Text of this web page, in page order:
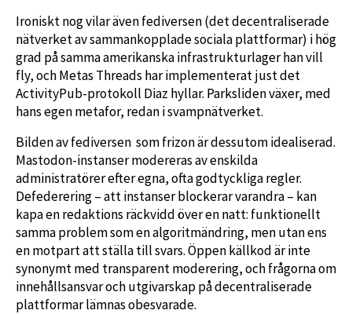
Ironiskt nog vilar även fediversen (det decentraliserade
nätverket av sammankopplade sociala plattformar) i hög
grad på samma amerikanska infrastrukturlager han vill
fly, och Metas Threads har implementerat just det
ActivityPub-protokoll Diaz hyllar. Parksliden växer, med
hans egen metafor, redan i svampnätverket.
Bilden av fediversen som frizon är dessutom idealiserad.
Mastodon-instanser modereras av enskilda
administratörer efter egna, ofta godtyckliga regler.
Defederering – att instanser blockerar varandra – kan
kapa en redaktions räckvidd över en natt: funktionellt
samma problem som en algoritmändring, men utan ens
en motpart att ställa till svars. Öppen källkod är inte
synonymt med transparent moderering, och frågorna om
innehållsansvar och utgivarskap på decentraliserade
plattformar lämnas obesvarade.